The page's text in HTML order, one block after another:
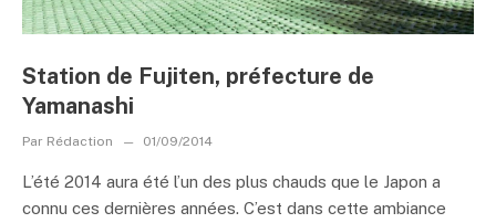
Station de Fujiten, préfecture de
Yamanashi
Par Rédaction 01/09/2014
L’été 2014 aura été l’un des plus chauds que le Japon a
connu ces dernières années. C’est dans cette ambiance